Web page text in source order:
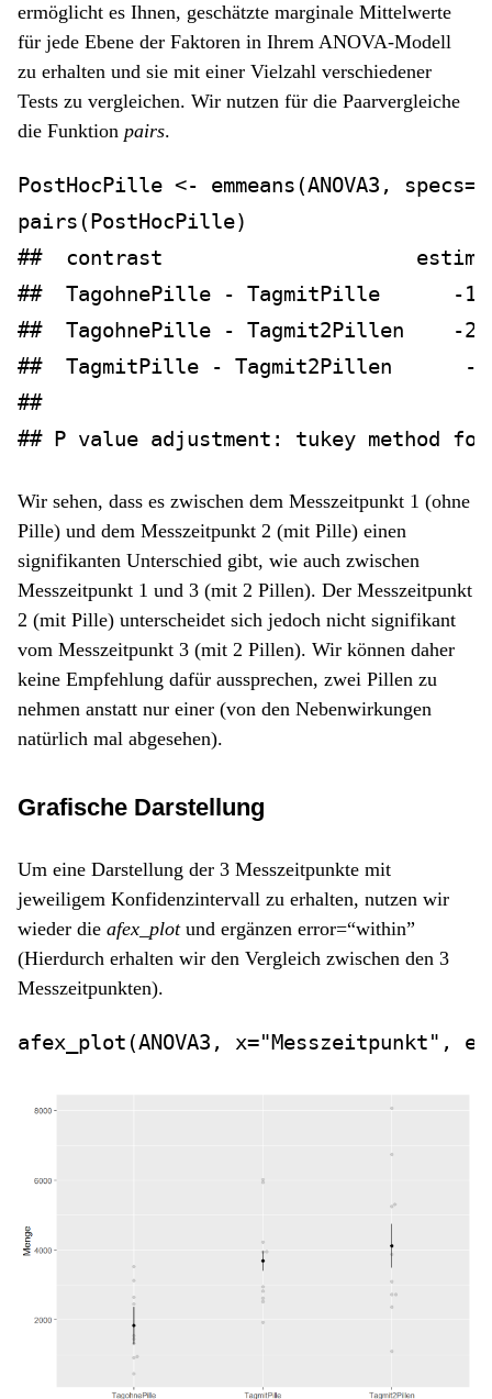
ermöglicht es Ihnen, geschätzte marginale Mittelwerte
für jede Ebene der Faktoren in Ihrem ANOVA-Modell
zu erhalten und sie mit einer Vielzahl verschiedener
Tests zu vergleichen. Wir nutzen für die Paarvergleiche
die Funktion pairs.
PostHocPille <- emmeans (ANOVA3, specs=
pairs (PostHocPille)
##  contrast
##  TagohnePille - TagmitPille      -
##  TagohnePille - Tagmit2Pillen    -
##  TagmitPille - Tagmit2Pillen      -
##
## P value adjustment: tukey method
Wir sehen, dass es zwischen dem Messzeitpunkt 1 (ohne
Pille) und dem Messzeitpunkt 2 (mit Pille) einen
signifikanten Unterschied gibt, wie auch zwischen
Messzeitpunkt 1 und 3 (mit 2 Pillen). Der Messzeitpunkt
2 (mit Pille) unterscheidet sich jedoch nicht signifikant
vom Messzeitpunkt 3 (mit 2 Pillen). Wir können daher
keine Empfehlung dafür aussprechen, zwei Pillen zu
nehmen anstatt nur einer (von den Nebenwirkungen
natürlich mal abgesehen).
Grafische Darstellung
Um eine Darstellung der 3 Messzeitpunkte mit
jeweiligem Konfidenzintervall zu erhalten, nutzen wir
wieder die afex_plotund ergänzen error=“within”
(Hierdurch erhalten wir den Vergleich zwischen den 3
Messzeitpunkten).
afex_plot (ANOVA3, x="Messzeitpunkt" ,